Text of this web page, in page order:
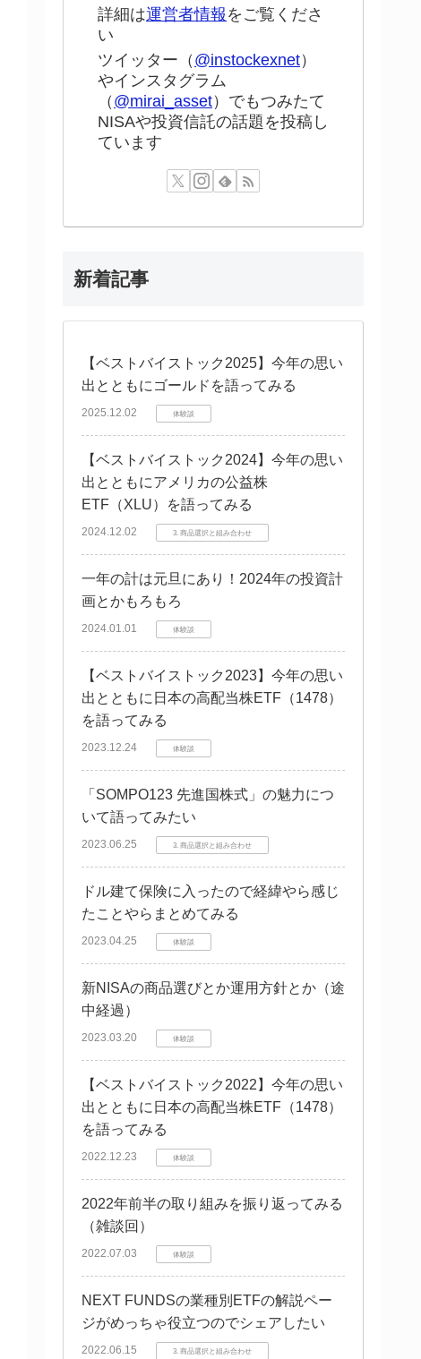
詳細は運営者情報 をご覧くださ
い
ツイッター（ @instockexnet）
やインスタグラム
（ @mirai_asset）でもつみたて
NISAや投資信託の話題を投稿し
ています
新着記事
【ベストバイストック2025】今年の思い
出とともにゴールドを語ってみる
2025.12.02 体験談
【ベストバイストック2024】今年の思い
出とともにアメリカの公益株
ETF（XLU）を語ってみる
2024.12.02 3. 商品選択と組み合わせ
一年の計は元旦にあり！2024年の投資計
画とかもろもろ
2024.01.01 体験談
【ベストバイストック2023】今年の思い
出とともに日本の高配当株ETF（1478）
を語ってみる
2023.12.24 体験談
「SOMPO123 先進国株式」の魅力につ
いて語ってみたい
2023.06.25 3. 商品選択と組み合わせ
ドル建て保険に入ったので経緯やら感じ
たことやらまとめてみる
2023.04.25 体験談
新NISAの商品選びとか運用方針とか（途
中経過）
2023.03.20 体験談
【ベストバイストック2022】今年の思い
出とともに日本の高配当株ETF（1478）
を語ってみる
2022.12.23 体験談
2022年前半の取り組みを振り返ってみる
（雑談回）
2022.07.03 体験談
NEXT FUNDSの業種別ETFの解説ペー
ジがめっちゃ役立つのでシェアしたい
2022.06.15 3. 商品選択と組み合わせ